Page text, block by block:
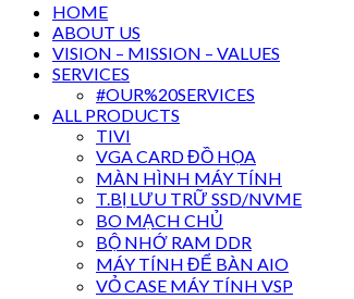
HOME
ABOUT US
VISION – MISSION – VALUES
SERVICES
#OUR%20SERVICES
ALL PRODUCTS
TIVI
VGA CARD ĐỒ HỌA
MÀN HÌNH MÁY TÍNH
T.BỊ LƯU TRỮ SSD/NVME
BO MẠCH CHỦ
BỘ NHỚ RAM DDR
MÁY TÍNH ĐỂ BÀN AIO
VỎ CASE MÁY TÍNH VSP